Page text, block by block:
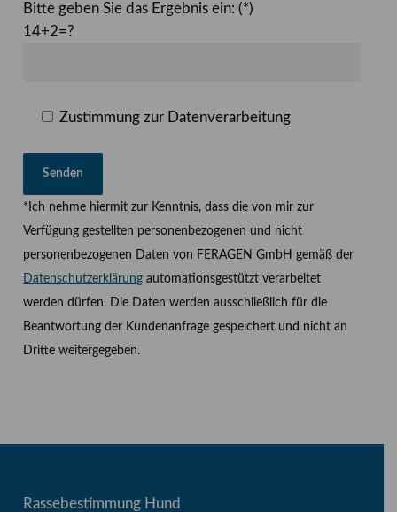
Bitte geben Sie das Ergebnis ein: (*)
14+2=?
Zustimmung zur Datenverarbeitung
*Ich nehme hiermit zur Kenntnis, dass die von mir zur
Verfügung gestellten personenbezogenen und nicht
personenbezogenen Daten von FERAGEN GmbH gemäß der
Datenschutzerklärung automationsgestützt verarbeitet
werden dürfen. Die Daten werden ausschließlich für die
Beantwortung der Kundenanfrage gespeichert und nicht an
Dritte weitergegeben.
Rassebestimmung Hund